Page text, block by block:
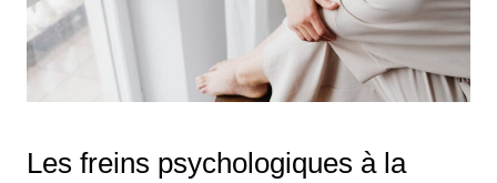
Les freins psychologiques à la